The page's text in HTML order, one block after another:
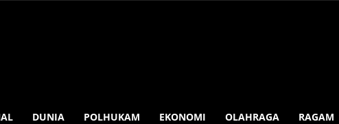
DUNIA POLHUKAM EKONOMI OLAHRAGA RAGAM